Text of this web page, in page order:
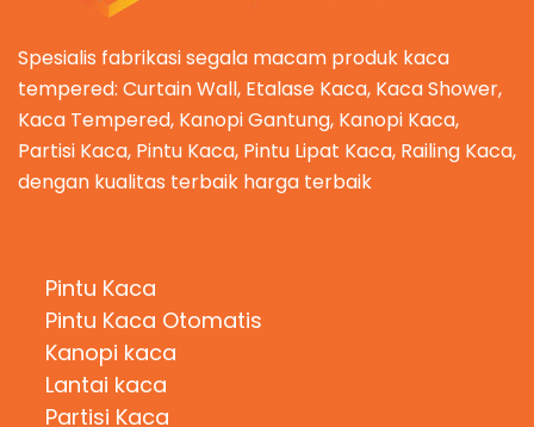
Spesialis fabrikasi segala macam produk kaca
tempered: Curtain Wall, Etalase Kaca, Kaca Shower,
Kaca Tempered, Kanopi Gantung, Kanopi Kaca,
Partisi Kaca, Pintu Kaca, Pintu Lipat Kaca, Railing Kaca,
dengan kualitas terbaik harga terbaik
Pintu Kaca
Pintu Kaca Otomatis
Kanopi kaca
Lantai kaca
Partisi Kaca